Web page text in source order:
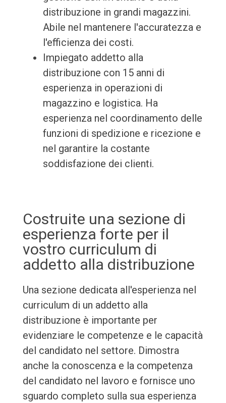
distribuzione in grandi magazzini.
Abile nel mantenere l'accuratezza e
l'efficienza dei costi.
Impiegato addetto alla
distribuzione con 15 anni di
esperienza in operazioni di
magazzino e logistica. Ha
esperienza nel coordinamento delle
funzioni di spedizione e ricezione e
nel garantire la costante
soddisfazione dei clienti.
Costruite una sezione di
esperienza forte per il
vostro curriculum di
addetto alla distribuzione
Una sezione dedicata all'esperienza nel
curriculum di un addetto alla
distribuzione è importante per
evidenziare le competenze e le capacità
del candidato nel settore. Dimostra
anche la conoscenza e la competenza
del candidato nel lavoro e fornisce uno
sguardo completo sulla sua esperienza